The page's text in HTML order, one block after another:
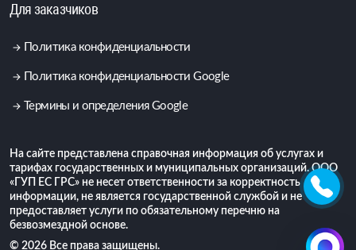
Для заказчиков
Политика конфиденциальности
Политика конфиденциальности Google
Термины и определения Google
На сайте представлена справочная информация об услугах и
тарифах государственных и муниципальных организаций. ООО
«ГУП ЕС ГРС» не несет ответственности за корректность
информации, не является государственной службой и не
предоставляет услуги по обязательному перечню на
безвозмездной основе.
© 2026 Все права защищены.